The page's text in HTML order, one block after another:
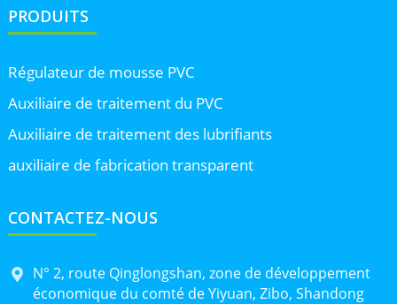
PRODUITS
Régulateur de mousse PVC
Auxiliaire de traitement du PVC
Auxiliaire de traitement des lubrifiants
auxiliaire de fabrication transparent
CONTACTEZ-NOUS
N° 2, route Qinglongshan, zone de développement
économique du comté de Yiyuan, Zibo, Shandong